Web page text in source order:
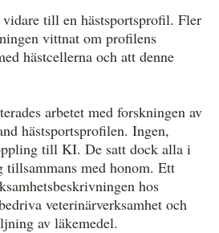
till en hästsportsprofil. Fler
vittnat om profilens
hästcellerna och att denne
arbetet med forskningen av
hästsportsprofilen. Ingen,
till KI. De satt dock alla i
tillsammans med honom. Ett
hos
veterinärverksamhet och
av läkemedel.